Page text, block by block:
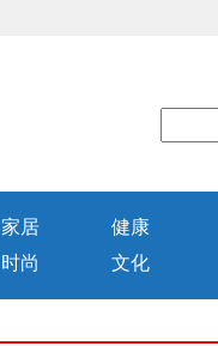
家居 健康
时尚 文化